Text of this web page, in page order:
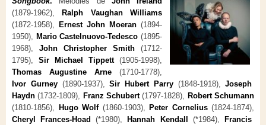
(1879-1962),
Ralph Vaughan Williams
(1872-1958),
Ernest John Moeran (1894-
1950), Mario Castelnuovo-Tedesco (1895-
1968), John Christopher Smith (1712-
1795), Sir Michael Tippett(1905-1998),
Thomas Augustine Arne (1710-1778),
Ivor Gurney(1890-1937),Sir Hubert Parry(1848-1918),Joseph
Haydn (1732-1809), Franz Schubert(1797-1828), Robert Schumann
(1810-1856),
Hugo Wolf(1860-1903), Peter Cornelius(1824-1874),
Cheryl Frances-Hoad
(*1980), Hannah Kendall (*1984), Francis